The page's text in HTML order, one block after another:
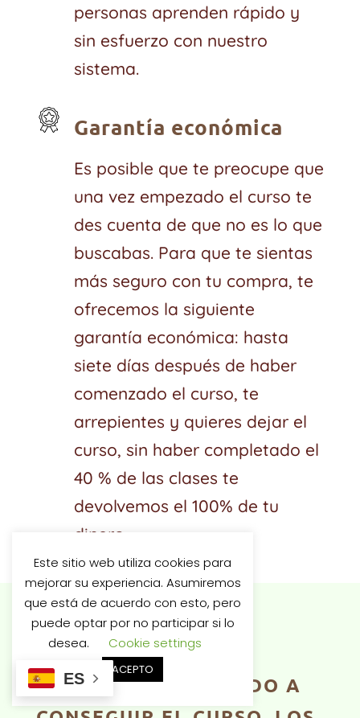
personas aprenden rápido y
sin esfuerzo con nuestro
sistema.
Garantía económica
Es posible que te preocupe que
una vez empezado el curso te
des cuenta de que no es lo que
buscabas. Para que te sientas
más seguro con tu compra, te
ofrecemos la siguiente
garantía económica: hasta
siete días después de haber
comenzado el curso, te
arrepientes y quieres dejar el
curso, sin haber completado el
40 % de las clases te
devolvemos el 100% de tu
dinero.
SI YA TE HAS DECIDIDO A
Este sitio web utiliza cookies para
mejorar su experiencia. Asumiremos
que está de acuerdo con esto, pero
puede optar por no participar si lo
desea.
Cookie settings
ACEPTO
ES